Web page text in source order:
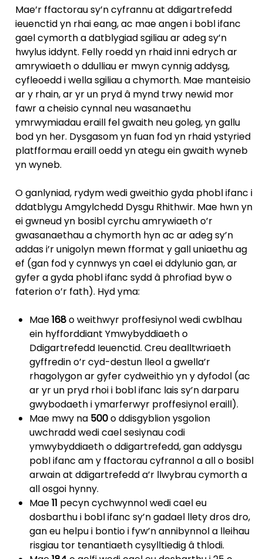
Mae’r ffactorau sy’n cyfrannu at ddigartrefedd
ieuenctid yn rhai eang, ac mae angen i bobl ifanc
gael cymorth a datblygiad sgiliau ar adeg sy’n
hwylus iddynt. Felly roedd yn rhaid inni edrych ar
amrywiaeth o ddulliau er mwyn cynnig addysg,
cyfleoedd i wella sgiliau a chymorth. Mae manteisio
ar y rhain, ar yr un pryd â mynd trwy newid mor
fawr a cheisio cynnal neu wasanaethu
ymrwymiadau eraill fel gwaith neu goleg, yn gallu
bod yn her. Dysgasom yn fuan fod yn rhaid ystyried
platfformau eraill oedd yn ategu ein gwaith wyneb
yn wyneb.
O ganlyniad, rydym wedi gweithio gyda phobl ifanc i
ddatblygu Amgylchedd Dysgu Rhithwir. Mae hwn yn
ei gwneud yn bosibl cyrchu amrywiaeth o’r
gwasanaethau a chymorth hyn ac ar adeg sy’n
addas i’r unigolyn mewn fformat y gall uniaethu ag
ef (gan fod y cynnwys yn cael ei ddylunio gan, ar
gyfer a gyda phobl ifanc sydd â phrofiad byw o
faterion o’r fath). Hyd yma:
Mae168o weithwyr proffesiynol wedi cwblhau
ein hyfforddiant Ymwybyddiaeth o
Ddigartrefedd Ieuenctid. Creu dealltwriaeth
gyffredin o’r cyd-destun lleol a gwella’r
rhagolygon ar gyfer cydweithio yn y dyfodol (ac
ar yr un pryd rhoi i bobl ifanc lais sy’n darparu
gwybodaeth i ymarferwyr proffesiynol eraill).
Mae mwy na 500o ddisgyblion ysgolion
uwchradd wedi cael sesiynau codi
ymwybyddiaeth o ddigartrefedd, gan addysgu
pobl ifanc am y ffactorau cyfrannol a all o bosibl
arwain at ddigartrefedd a’r llwybrau cymorth a
all osgoi hynny.
Mae11 pecyn cychwynnol wedi cael eu
dosbarthu i bobl ifanc sy’n gadael llety dros dro,
gan eu helpu i bontio i fyw’n annibynnol a lleihau
risgiau tor tenantiaeth cysylltiedig â thlodi.